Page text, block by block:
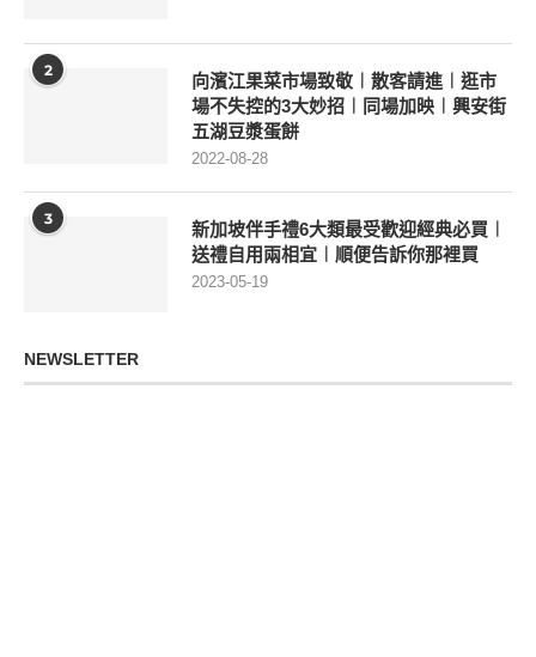
2
向濱江果菜市場致敬︱散客請進︱逛市
場不失控的3大妙招︱同場加映︱興安街
五湖豆漿蛋餅
2022-08-28
3
新加坡伴手禮6大類最受歡迎經典必買︱
送禮自用兩相宜︱順便告訴你那裡買
2023-05-19
NEWSLETTER